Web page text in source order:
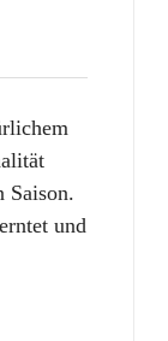
Saison.
und